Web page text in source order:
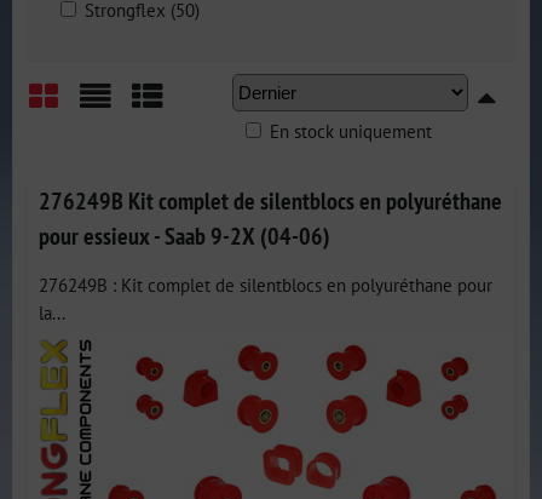
Strongflex (50)
En stock uniquement
276249B Kit complet de silentblocs en polyuréthane
pour essieux - Saab 9-2X (04-06)
276249B : Kit complet de silentblocs en polyuréthane pour
la...